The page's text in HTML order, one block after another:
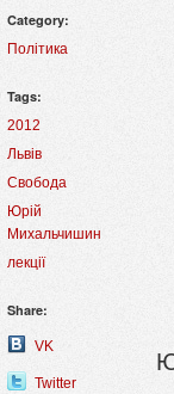
Category:
Політика
Tags:
2012
Львів
Свобода
Юрій
Михальчишин
лекції
Share:
VK
Twitter